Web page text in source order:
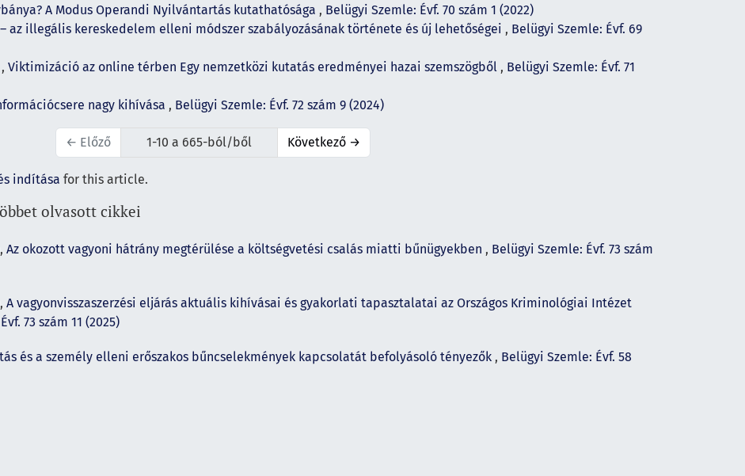
A Modus Operandi Nyilvántartás kutathatósága , Belügyi Szemle: Évf. 70 szám 1 (2022)
az illegális kereskedelem elleni módszer szabályozásának története és új lehetőségei , Belügyi Szemle: Évf. 69
Viktimizáció az online térben Egy nemzetközi kutatás eredményei hazai szemszögből , Belügyi Szemle: Évf. 71
nagy kihívása , Belügyi Szemle: Évf. 72 szám 9 (2024)
← Előző 1-10 a 665-ból/ből Következő →
indítása for this article.
olvasott cikkei
Az okozott vagyoni hátrány megtérülése a költségvetési csalás miatti bűnügyekben , Belügyi Szemle: Évf. 73 szám
A vagyonvisszaszerzési eljárás aktuális kihívásai és gyakorlati tapasztalatai az Országos Kriminológiai Intézet
73 szám 11 (2025)
és a személy elleni erőszakos bűncselekmények kapcsolatát befolyásoló tényezők , Belügyi Szemle: Évf. 58